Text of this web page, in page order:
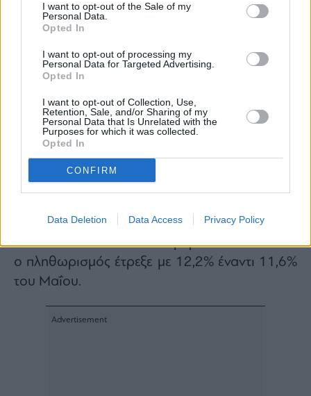
I want to opt-out of the Sale of my
Personal Data.
Opted In
I want to opt-out of processing my
Personal Data for Targeted Advertising.
Opted In
I want to opt-out of Collection, Use,
Retention, Sale, and/or Sharing of my
Personal Data that Is Unrelated with the
Purposes for which it was collected.
Opted In
CONFIRM
Data Deletion Data Access Privacy Policy
πριν και από 1,8% τον Ιούνιο.
Σε σχέση, δε, με την πορεία του πληθωρισμού
στη ζώνη του ευρώ, σε επιμέρους κατηγορίες,
τα τρόφιμα, το αλκοόλ και ο καπνός
άνοδο τον Ιούλιο (10,8%, έναντι 11,6% τον
Ιούνιο), ακολουθούμενα από τις υπηρεσίες
(5,6%, έναντι 5,4% τον Ιούνιο), τα μη
ενεργειακά βιομηχανικά αγαθά (5,0%, έναντι
5,5% τον Ιούνιο) και την ενέργεια (-6,1%,
Σε ό,τι αφορά τα τρόφιμα με βάση τα
τελευταία στοιχεία που αφορούν στον Ιούνιο
ο πληθωρισμός έτρεξε με 12,2% έναντι 11,6%
του Μαΐου.